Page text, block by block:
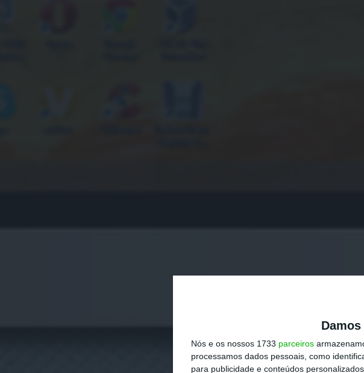
Nós e os nossos 1733 parceiros
processamos dados pessoais, como
para publicidade e conteúdos